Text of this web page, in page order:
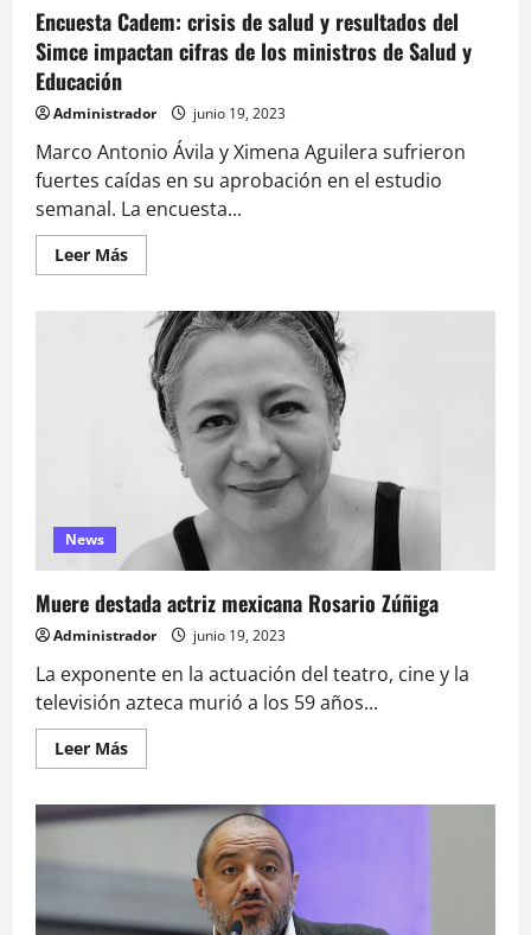
Chris
Hemsworth
en
Encuesta Cadem: crisis de salud y resultados del
Simce impactan cifras de los ministros de Salud y
Educación
Administrador junio 19, 2023
Marco Antonio Ávila y Ximena Aguilera sufrieron
fuertes caídas en su aprobación en el estudio
semanal. La encuesta...
Leer MásLeer
más
Encuesta
Cadem:
crisis
salud
resultados
Simce
impactan
ministros
de
Salud
Educación
News
Muere destada actriz mexicana Rosario Zúñiga
Administrador junio 19, 2023
La exponente en la actuación del teatro, cine y la
televisión azteca murió a los 59 años...
Leer MásLeer
más
Muere
mexicana
Rosario